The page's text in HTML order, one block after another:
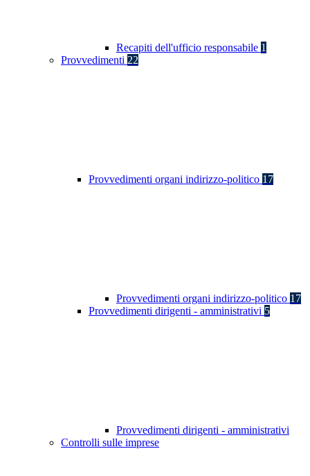
Recapiti dell'ufficio responsabile 1
Provvedimenti 22
Provvedimenti organi indirizzo-politico 17
Provvedimenti organi indirizzo-politico 17
Provvedimenti dirigenti - amministrativi 5
Provvedimenti dirigenti - amministrativi
Controlli sulle imprese